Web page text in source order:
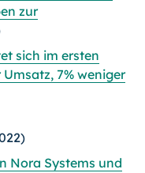
zur
sich im ersten
7% weniger
Nora Systems und